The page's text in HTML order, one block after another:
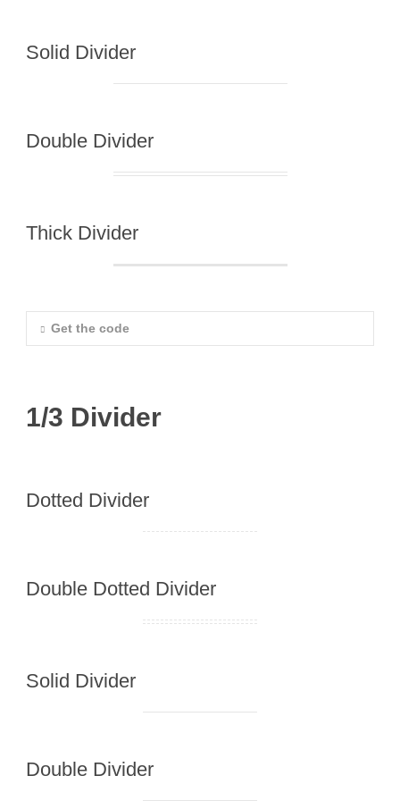
Solid Divider
Double Divider
Thick Divider
Get the code
1/3 Divider
Dotted Divider
Double Dotted Divider
Solid Divider
Double Divider